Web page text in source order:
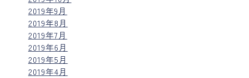
2019年9月
2019年8月
2019年7月
2019年6月
2019年5月
2019年4月